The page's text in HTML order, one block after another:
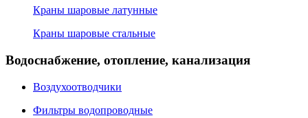
Краны шаровые латунные
Краны шаровые стальные
Водоснабжение, отопление, канализация
Воздухоотводчики
Фильтры водопроводные